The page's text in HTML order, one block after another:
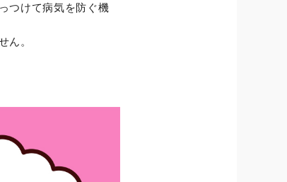
つけて病気を防ぐ機
ん。